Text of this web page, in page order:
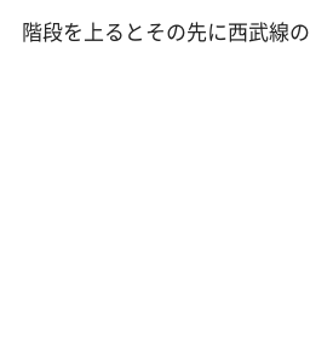
階段を上るとその先に西武線